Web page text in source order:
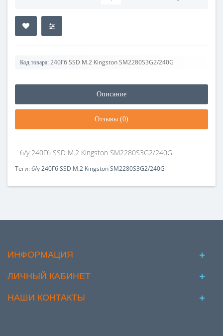
Код товара: 240Гб SSD M.2 Kingston SM2280S3G2/240G
Описание
Отзывы (0)
б/у 240Гб SSD M.2 Kingston SM2280S3G2/240G
Теги:б/у 240Гб SSD M.2 Kingston SM2280S3G2/240G
ИНФОРМАЦИЯ
ЛИЧНЫЙ КАБИНЕТ
НАШИ КОНТАКТЫ